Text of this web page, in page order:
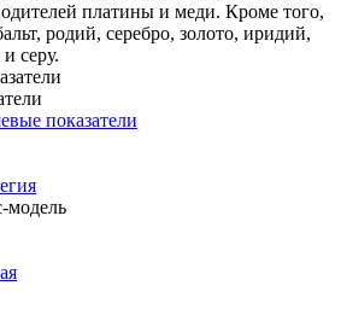
платины и меди. Кроме того,
родий, серебро, золото, иридий,
серу.
показатели